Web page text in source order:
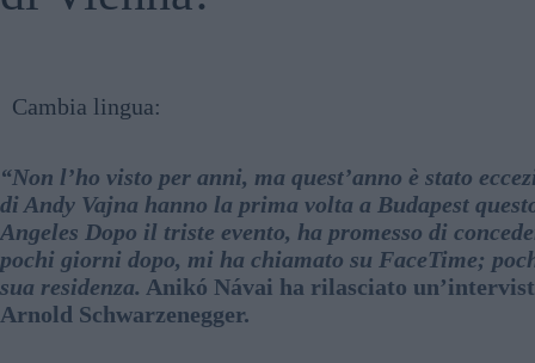
Cambia lingua:
“Non l’ho visto per anni, ma quest’anno è stato
di Andy Vajna hanno la prima volta a Budapest
Angeles Dopo il triste evento, ha promesso di
pochi giorni dopo, mi ha chiamato su FaceTime;
sua residenza. Anikó Návai ha rilasciato
Arnold Schwarzenegger.